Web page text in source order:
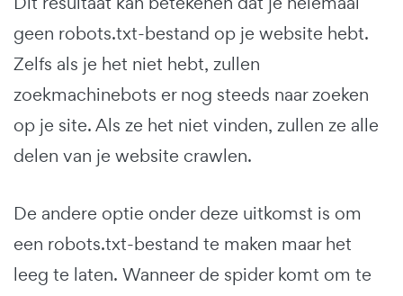
geen robots.txt-bestand op je website hebt.
Zelfs als je het niet hebt, zullen
zoekmachinebots er nog steeds naar zoeken
op je site. Als ze het niet vinden, zullen ze alle
delen van je website crawlen.
De andere optie onder deze uitkomst is om
een robots.txt-bestand te maken maar het
leeg te laten. Wanneer de spider komt om te